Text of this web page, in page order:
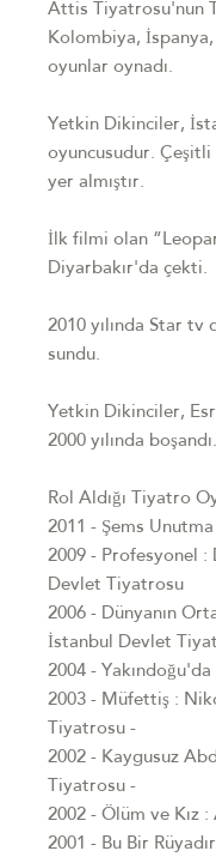
Attis Tiyatrosu'nun
Kolombiya,
oyunlar oynadı.
Yetkin Dikinciler,
oyuncusudur.
yer almıştır.
İlk filmi olan
Diyarbakır'da çekti.
2010 yılında Star tv
sundu.
Yetkin Dikinciler,
2000 yılında boşandı.
Rol Aldığı Tiyatro
2011 - Şems
2009 - Profesyonel :
Devlet Tiyatrosu
2006 - Dünyanın
İstanbul Devlet
2004 -
2003 - Müfettiş :
Tiyatrosu -
2002 - Kaygusuz
Tiyatrosu -
2002 - Ölüm ve Kız
2001 - Bu Bir Rüyadır